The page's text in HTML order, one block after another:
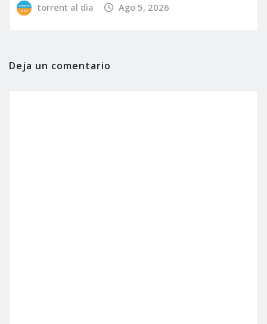
torrent al dia Ago 5, 2026
Deja un comentario